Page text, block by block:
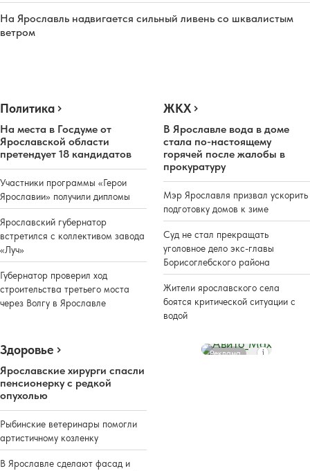
На Ярославль надвигается сильный ливень со шквалистым
ветром
Политика
На места в Госдуме от
Ярославской области
претендует 18 кандидатов
Участники программы «Герои
Ярославии» получили дипломы
Ярославский губернатор
встретился с коллективом завода
«Луч»
Губернатор проверил ход
строительства третьего моста
через Волгу в Ярославле
ЖКХ
В Ярославле вода в доме
стала по-настоящему
горячей после жалобы в
прокуратуру
Мэр Ярославля призвал ускорить
подготовку домов к зиме
Суд не стал прекращать
уголовное дело экс-главы
Борисоглебского района
Жители ярославского села
боятся критической ситуации с
водой
Здоровье
Ярославские хирурги спасли
пенсионерку с редкой
опухолью
Рыбинские ветеринары помогли
артистичному козленку
В Ярославле сделают фасад и
Реклама